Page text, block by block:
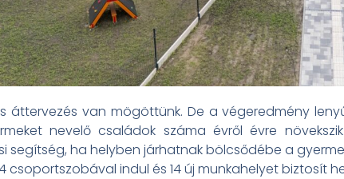
áttervezés van mögöttünk. De a végeredmény
nevelő családok száma évről évre
segítség, ha helyben járhatnak bölcsődébe a
csoportszobával indul és 14 új munkahelyet biztosít